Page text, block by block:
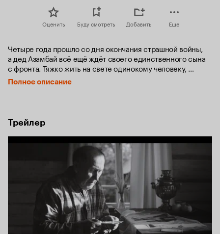
Оценить Буду смотреть Добавить Еще
Четыре года прошло со дня окончания страшной войны,
а дед Азамбай всё ещё ждёт своего единственного сына
с фронта. Тяжко жить на свете одинокому человеку,
у которого не осталось корней на земле.
Полное описание
Трейлер